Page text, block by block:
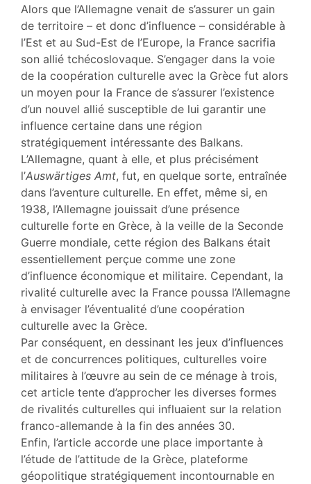
Alors que l’Allemagne venait de s’assurer un gain
de territoire – et donc d’influence – considérable à
l’Est et au Sud-Est de l’Europe, la France sacrifia
son allié tchécoslovaque. S’engager dans la voie
de la coopération culturelle avec la Grèce fut alors
un moyen pour la France de s’assurer l’existence
d’un nouvel allié susceptible de lui garantir une
influence certaine dans une région
stratégiquement intéressante des Balkans.
L’Allemagne, quant à elle, et plus précisément
l’Auswärtiges Amt, fut, en quelque sorte, entraînée
dans l’aventure culturelle. En effet, même si, en
1938, l’Allemagne jouissait d’une présence
culturelle forte en Grèce, à la veille de la Seconde
Guerre mondiale, cette région des Balkans était
essentiellement perçue comme une zone
d’influence économique et militaire. Cependant, la
rivalité culturelle avec la France poussa l’Allemagne
à envisager l’éventualité d’une coopération
culturelle avec la Grèce.
Par conséquent, en dessinant les jeux d’influences
et de concurrences politiques, culturelles voire
militaires à l’œuvre au sein de ce ménage à trois,
cet article tente d’approcher les diverses formes
de rivalités culturelles qui influaient sur la relation
franco-allemande à la fin des années 30.
Enfin, l’article accorde une place importante à
l’étude de l’attitude de la Grèce, plateforme
géopolitique stratégiquement incontournable en